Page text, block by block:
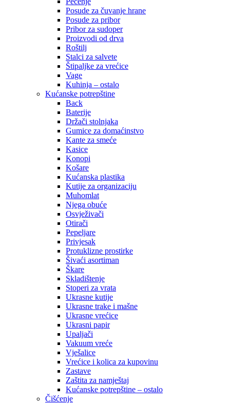
Posude za čuvanje hrane
Posude za pribor
Pribor za sudoper
Proizvodi od drva
Roštilj
Stalci za salvete
Štipaljke za vrećice
Vage
Kuhinja – ostalo
Kućanske potrepštine
Back
Baterije
Držači stolnjaka
Gumice za domaćinstvo
Kante za smeće
Kasice
Konopi
Košare
Kućanska plastika
Kutije za organizaciju
Muhomlat
Njega obuće
Osvježivači
Otirači
Pepeljare
Privjesak
Protuklizne prostirke
Šivaći asortiman
Škare
Skladištenje
Stoperi za vrata
Ukrasne kutije
Ukrasne trake i mašne
Ukrasne vrećice
Ukrasni papir
Upaljači
Vakuum vreće
Vješalice
Vrećice i kolica za kupovinu
Zastave
Zaštita za namještaj
Kućanske potrepštine – ostalo
Čišćenje